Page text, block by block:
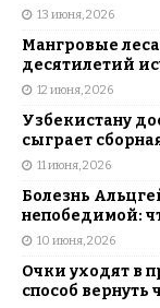
13 июня, 2026
Мангровые леса
десятилетий
12 июня, 2026
Узбекистану
сыграет
11 июня, 2026
Болезнь
непобедимой:
10 июня, 2026
Очки уходят в
способ вернуть